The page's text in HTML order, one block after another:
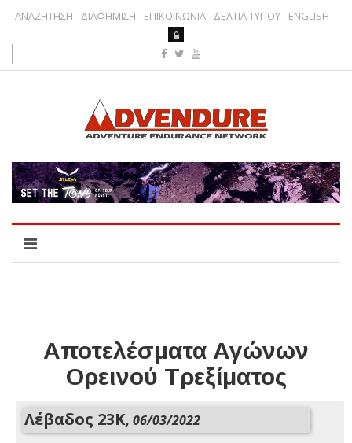
ΑΝΑΖΗΤΗΣΗ ΔΙΑΦΗΜΙΣΗ ΕΠΙΚΟΙΝΩΝΙΑ ΔΕΛΤΙΑ ΤΥΠΟΥ ENGLISH
Αποτελέσματα Αγώνων
Ορεινού Τρεξίματος
Λέβαδος 23Κ, 06/03/2022